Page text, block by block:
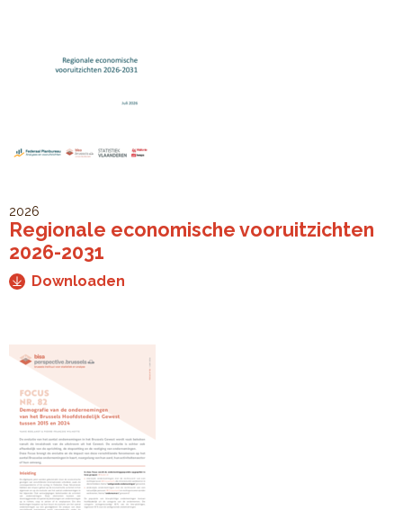
2026
Regionale economische vooruitzichten
2026-2031
Downloaden